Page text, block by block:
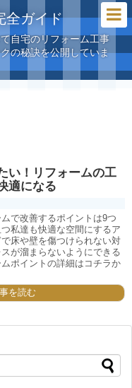
全ガイド
自宅のリフォーム工事
の秘訣を公開していま
い！リフォームの工
適になる
で改善するポイントは9つ
私達も快適な空間にするア
床や壁を傷つけられない対
が溜まらないようにできる
ポイントの詳細はコチラか
を読む